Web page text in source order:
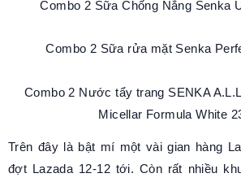
Combo 2 Sữa Chống Nắng Senka
Combo 2 Sữa rửa mặt Senka
Combo 2 Nước tẩy trang SENKA
Micellar Formula White
Trên đây là bật mí một vài gian hàng
đợt Lazada 12-12 tới. Còn rất nhiều